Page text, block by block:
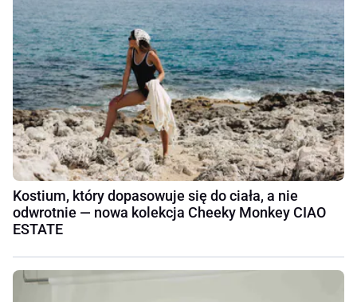
Kostium, który dopasowuje się do ciała, a nie
odwrotnie — nowa kolekcja Cheeky Monkey CIAO
ESTATE